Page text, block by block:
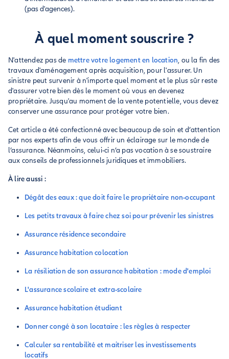
(pas d'agences).
À quel moment souscrire ?
N'attendez pas de mettre votre logement en location, ou la fin des
travaux d'aménagement après acquisition, pour l'assurer. Un
sinistre peut survenir à n'importe quel moment et le plus sûr reste
d'assurer votre bien dès le moment où vous en devenez
propriétaire. Jusqu'au moment de la vente potentielle, vous devez
conserver une assurance pour protéger votre bien.
Cet article a été confectionné avec beaucoup de soin et d’attention
par nos experts afin de vous offrir un éclairage sur le monde de
l’assurance. Néanmoins, celui-ci n’a pas vocation à se soustraire
aux conseils de professionnels juridiques et immobiliers.
À lire aussi :
Dégât des eaux : que doit faire le propriétaire non-occupant
Les petits travaux à faire chez soi pour prévenir les sinistres
Assurance résidence secondaire
Assurance habitation colocation
La résiliation de son assurance habitation : mode d'emploi
L'assurance scolaire et extra-scolaire
Assurance habitation étudiant
Donner congé à son locataire : les règles à respecter
Calculer sa rentabilité et maitriser les investissements
locatifs